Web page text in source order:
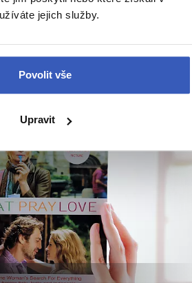
jejich služby.
Povolit vše
Upravit
v Thajsku
od našich